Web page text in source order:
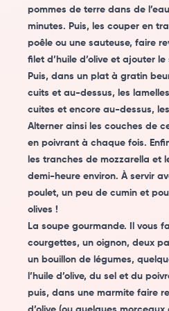
pommes de terre dans de
minutes. Puis, les couper en
poêle ou une sauteuse, faire
filet d’huile d’olive et ajouter
Puis, dans un plat à gratin
cuits et au-dessus, les
cuites et encore au-dessus,
Alterner ainsi les couches de
en poivrant à chaque fois.
les tranches de mozzarella et
demi-heure environ. À servir
poulet, un peu de cumin et
olives !
La soupe gourmande. Il vous
courgettes, un oignon, deux
un bouillon de légumes,
l’huile d’olive, du sel et du
puis, dans une marmite faire